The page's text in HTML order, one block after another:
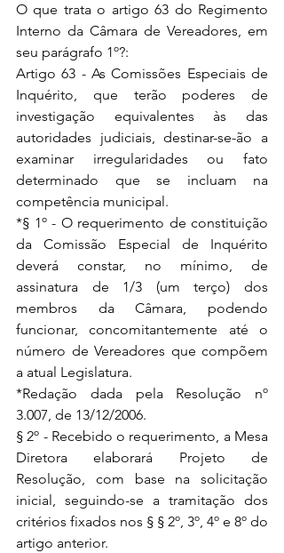
O que trata o artigo 63 do Regimento
Interno da Câmara de Vereadores, em
seu parágrafo 1º?:
Artigo 63 - As Comissões Especiais de
Inquérito, que terão poderes de
investigação equivalentes às das
autoridades judiciais, destinar-se-ão a
examinar irregularidades ou fato
determinado que se incluam na
competência municipal.
*§ 1º - O requerimento de constituição
da Comissão Especial de Inquérito
deverá constar, no mínimo, de
assinatura de 1/3 (um terço) dos
membros da Câmara, podendo
funcionar, concomitantemente até o
número de Vereadores que compõem
a atual Legislatura.
*Redação dada pela Resolução nº
3.007, de 13/12/2006.
§ 2º - Recebido o requerimento, a Mesa
Diretora elaborará Projeto de
Resolução, com base na solicitação
inicial, seguindo-se a tramitação dos
critérios fixados nos § § 2º, 3º, 4º e 8º do
artigo anterior.